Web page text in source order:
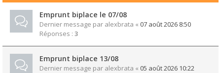
Emprunt biplace le 07/08
Dernier message par alexbrata « 07 août 2026 8:50
Réponses : 3
Emprunt biplace 13/08
Dernier message par alexbrata « 05 août 2026 10:22